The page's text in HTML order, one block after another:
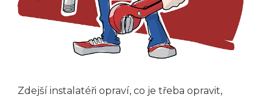
Zdejší instalatéři opraví, co je třeba opravit,